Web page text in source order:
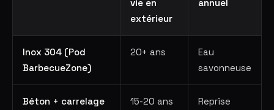
vie en
extérieur
annuel
Inox 304 (Pod
BarbecueZone)
20+ ans
Eau
savonneuse
Béton + carrelage
15-20 ans
Reprise